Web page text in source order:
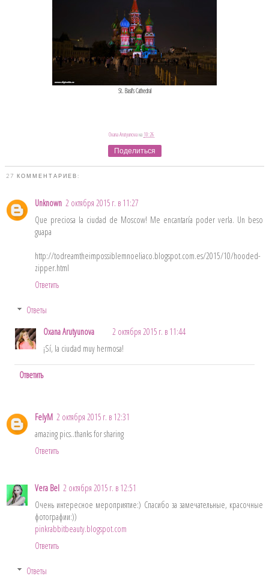
St. Basil's Cathedral
Oxana Arutyunovaна 10:26
Поделиться
27 КОММЕНТАРИЕВ:
Unknown 2 октября 2015 г. в 11:27
Que preciosa la ciudad de Moscow! Me encantaría poder verla. Un beso
guapa
http://todreamtheimpossiblemnoeliaco.blogspot.com.es/2015/10/hooded-
zipper.html
Ответить
Ответы
Oxana Arutyunova
2 октября 2015 г. в 11:44
¡Sí, la ciudad muy hermosa!
Ответить
FelyM 2 октября 2015 г. в 12:31
amazing pics..thanks for sharing
Ответить
Vera Bel 2 октября 2015 г. в 12:51
Очень интересное мероприятие:) Спасибо за замечательные, красочные
фотографии:))
pinkrabbitbeauty.blogspot.com
Ответить
Ответы